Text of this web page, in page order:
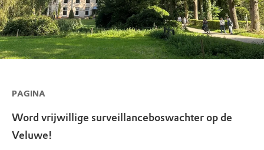
PAGINA
Word vrijwillige surveillanceboswachter op de
Veluwe!